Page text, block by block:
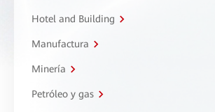
Hotel and Building
Manufactura
Minería
Petróleo y gas